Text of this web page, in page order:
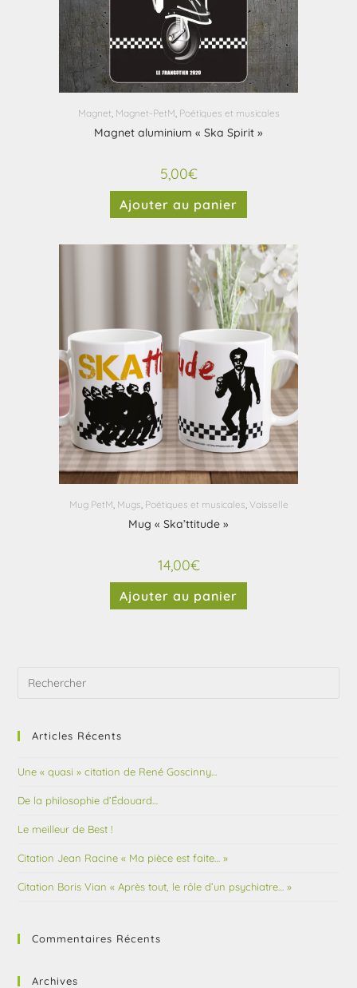
Magnet, Magnet-PetM, Poétiques et musicales
Magnet aluminium « Ska Spirit »
5,00€
Ajouter au panier
Mug PetM Mugs Poétiques et musicales Vaisselle
Mug « Ska’ttitude »
14,00€
Ajouter au panier
Articles Récents
Une « quasi » citation de René Goscinny…
De la philosophie d’Édouard…
Le meilleur de Best !
Citation Jean Racine « Ma pièce est faite… »
Citation Boris Vian « Après tout, le rôle d’un psychiatre… »
Commentaires Récents
Archives